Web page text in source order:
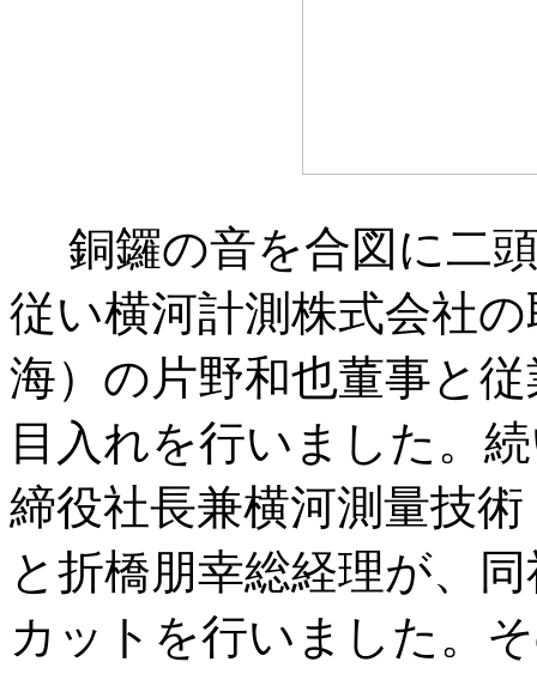
銅鑼の音を合図に二
従い横河計測株式会社
海）の片野和也董事と
目入れを行いました。
締役社長兼横河測量技
と折橋朋幸総経理が、
カットを行いました。